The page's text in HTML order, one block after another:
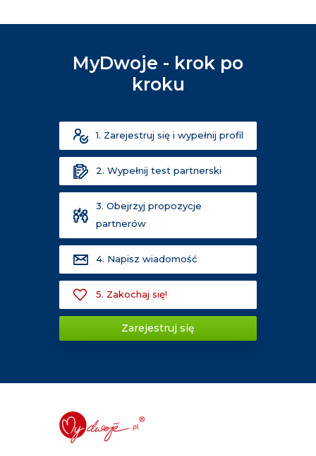
MyDwoje - krok po
kroku
1. Zarejestruj się i wypełnij profil
2. Wypełnij test partnerski
3. Obejrzyj propozycje
partnerów
4. Napisz wiadomość
5. Zakochaj się!
Zarejestruj się